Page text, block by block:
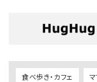
食べ歩き・カフェ